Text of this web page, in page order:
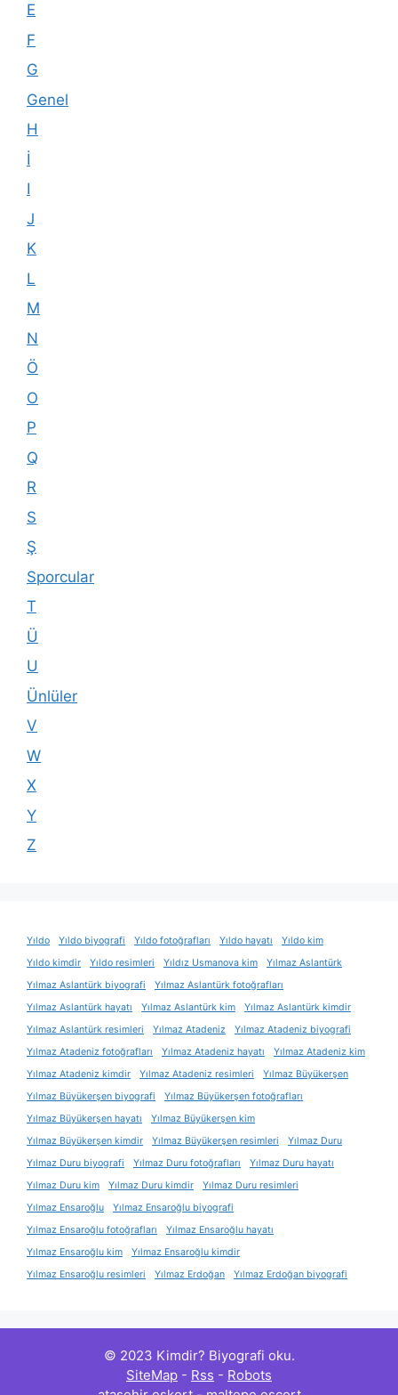
E
F
G
Genel
H
İ
I
J
K
L
M
N
Ö
O
P
Q
R
S
Ş
Sporcular
T
Ü
U
Ünlüler
V
W
X
Y
Z
Yıldo Yıldo biyografi Yıldo fotoğrafları Yıldo hayatı
Yıldo kim
Yıldo kimdir
Yıldo resimleri Yıldız Usmanova kim
Yılmaz Aslantürk
Yılmaz Aslantürk biyografi
Yılmaz Aslantürk fotoğrafları
Yılmaz Aslantürk hayatı
Yılmaz Aslantürk kim
Yılmaz Aslantürk kimdir
Yılmaz Aslantürk resimleri
Yılmaz Atadeniz
Yılmaz Atadeniz biyografi
Yılmaz Atadeniz fotoğrafları
Yılmaz Atadeniz hayatı
Yılmaz Atadeniz kim
Yılmaz Atadeniz kimdir
Yılmaz Atadeniz resimleri
Yılmaz Büyükerşen
Yılmaz Büyükerşen biyografi
Yılmaz Büyükerşen fotoğrafları
Yılmaz Büyükerşen hayatı
Yılmaz Büyükerşen kim
Yılmaz Büyükerşen kimdir
Yılmaz Büyükerşen resimleri
Yılmaz Duru
Yılmaz Duru biyografi
Yılmaz Duru fotoğrafları
Yılmaz Duru hayatı
Yılmaz Duru kim
Yılmaz Duru kimdir
Yılmaz Duru resimleri
Yılmaz Ensaroğlu
Yılmaz Ensaroğlu biyografi
Yılmaz Ensaroğlu fotoğrafları
Yılmaz Ensaroğlu hayatı
Yılmaz Ensaroğlu kim
Yılmaz Ensaroğlu kimdir
Yılmaz Ensaroğlu resimleri
Yılmaz Erdoğan Yılmaz Erdoğan biyografi
© 2023 Kimdir? Biyografi oku.
SiteMap - Rss - Robots